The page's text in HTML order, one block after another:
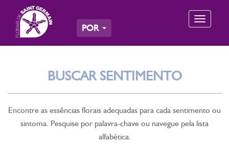
Toggle
POR
BUSCAR SENTIMENTO
Encontre as essências florais adequadas para cada sentimento ou
sintoma. Pesquise por palavra-chave ou navegue pela lista
alfabética.